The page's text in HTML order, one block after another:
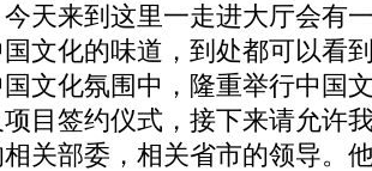
天来到这里一走进大厅会有
文化的味道，到处都可以看
文化氛围中，隆重举行中国
目签约仪式，接下来请允许
关部委，相关省市的领导。